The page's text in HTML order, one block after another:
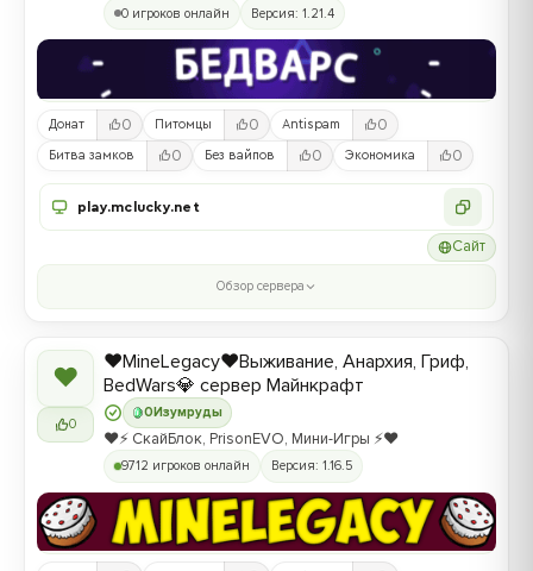
0 игроков онлайн Версия: 1.21.4
Донат 0 Питомцы 0 Antispam 0
Битва замков 0 Без вайпов 0 Экономика 0
play.mclucky.net
Сайт
Обзор сервера
❤
0
0 Изумруды
❤️MineLegacy❤️Выживание, Анархия, Гриф,
BedWars💎 сервер Майнкрафт
❤️⚡️ СкайБлок, PrisonEVO, Мини-Игры ⚡️❤️
9712 игроков онлайн Версия: 1.16.5